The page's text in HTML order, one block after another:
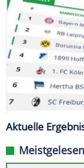
Aktuelle
Meistgelesen